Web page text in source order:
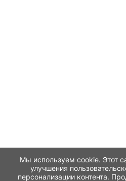
Мы используем cookie. Этот
улучшения
персонализации контента.